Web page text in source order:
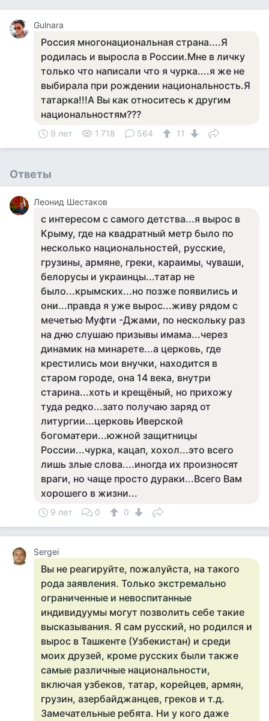
Gulnara
Россия многонациональная страна....Я
родилась и выросла в России.Мне в личку
только что написали что я чурка....я же не
выбирала при рождении национальность.Я
татарка!!!А Вы как относитесь к другим
национальностям???
9 лет 1 718 564 11
Ответы
Леонид Шестаков
с интересом с самого детства...я вырос в
Крыму, где на квадратный метр было по
несколько национальностей, русские,
грузины, армяне, греки, караимы, чуваши,
белорусы и украинцы...татар не
было...крымских...но позже появились и
они...правда я уже вырос...живу рядом с
мечетью Муфти -Джами, по нескольку раз
на дню слушаю призывы имама...через
динамик на минарете...а церковь, где
крестились мои внучки, находится в
старом городе, она 14 века, внутри
старина...хоть и крещёный, но прихожу
туда редко...зато получаю заряд от
литургии...церковь Иверской
богоматери...южной защитницы
России...чурка, кацап, хохол...это всего
лишь злые слова....иногда их произносят
враги, но чаще просто дураки...Всего Вам
хорошего в жизни...
9 лет 0 0
Sergei
Вы не реагируйте, пожалуйста, на такого
рода заявления. Только экстремально
ограниченные и невоспитанные
индивидуумы могут позволить себе такие
высказывания. Я сам русский, но родился и
вырос в Ташкенте (Узбекистан) и среди
моих друзей, кроме русских были также
самые различные национальности,
включая узбеков, татар, корейцев, армян,
грузин, азербайджанцев, греков и т.д.
Замечательные ребята. Ни у кого даже